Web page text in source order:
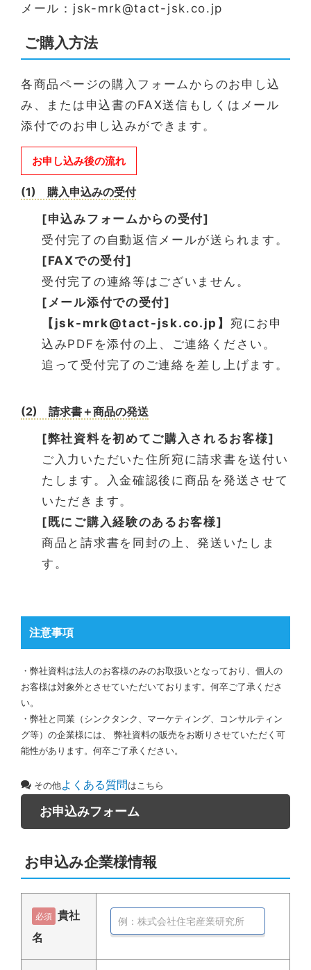
メール：jsk-mrk@tact-jsk.co.jp
ご購入方法
各商品ページの購入フォームからのお申し込
み、または申込書のFAX送信もしくはメール
添付でのお申し込みができます。
お申し込み後の流れ
(1) 購入申込みの受付
[申込みフォームからの受付]
受付完了の自動返信メールが送られます。
[FAXでの受付]
受付完了の連絡等はございません。
[メール添付での受付]
【jsk-mrk@tact-jsk.co.jp】 宛にお申
込みPDFを添付の上、ご連絡ください。
追って受付完了のご連絡を差し上げます。
(2) 請求書＋商品の発送
[弊社資料を初めてご購入されるお客様]
ご入力いただいた住所宛に請求書を送付い
たします。入金確認後に商品を発送させて
いただきます。
[既にご購入経験のあるお客様]
商品と請求書を同封の上、発送いたしま
す。
注意事項
・弊社資料は法人のお客様のみのお取扱いとなっており、個人の
お客様は対象外とさせていただいております。何卒ご了承くださ
い。
・弊社と同業（シンクタンク、マーケティング、コンサルティン
グ等）の企業様には、 弊社資料の販売をお断りさせていただく可
能性があります。何卒ご了承ください。
その他よくある質問はこちら
お申込みフォーム
お申込み企業様情報
必須 貴社
名